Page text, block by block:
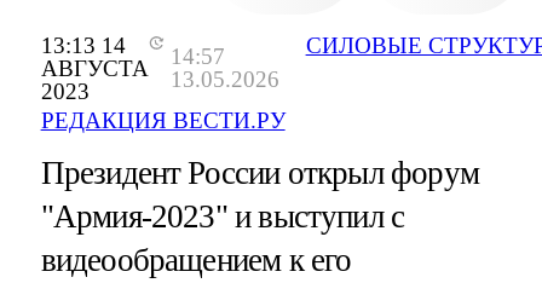
13:13 14
АВГУСТА
2023
14:57
13.05.2026
РЕДАКЦИЯ ВЕСТИ.РУ
СИЛОВЫЕ
Президент России открыл форум
"Армия-2023" и выступил с
видеообращением к его